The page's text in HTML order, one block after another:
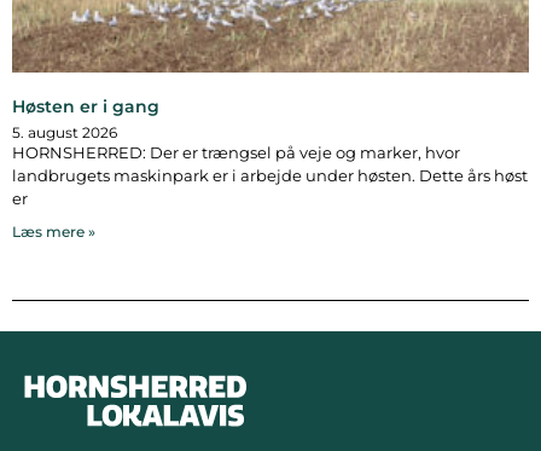
Høsten er i gang
5. august 2026
HORNSHERRED: Der er trængsel på veje og marker, hvor
landbrugets maskinpark er i arbejde under høsten. Dette års høst
er
Læs mere »